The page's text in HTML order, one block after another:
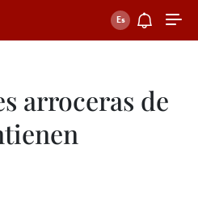
arroceras de